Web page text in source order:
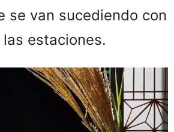
se van sucediendo con
estaciones.